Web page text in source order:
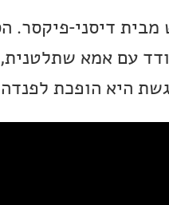
דיסני-פיקסר.
עם אמא
היא הופכת